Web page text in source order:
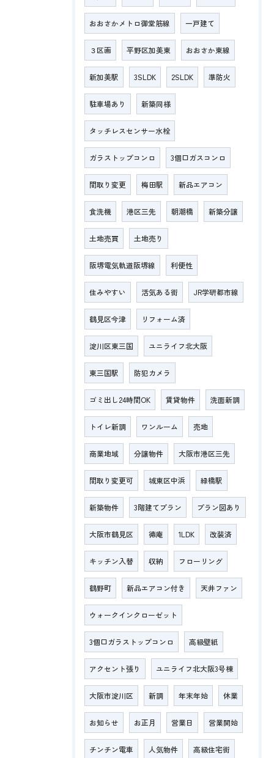
おおさかメトロ御堂筋線 一戸建て
３区画 平野区加美東 おおさか東線
新加美駅 3SLDK 2SLDK 準防火
駐車場あり 新築同様
タッチレスセンサー水栓
ガラストップコンロ 3個口ガスコンロ
間取り変更 梅田駅 新品エアコン
食洗機 港区三先 朝潮橋 新築分譲
土地売買 土地売り
阪堺電気軌道阪堺線 利便性
住みやすい 活気ある街 JR学研都市線
鶴見区今津 リフォーム済
淀川区東三国 ユニライフ北大阪
東三国駅 防犯カメラ
ゴミ出し24時間OK 賃貸物件 洗面新調
トイレ新調 ワンルーム 売地
商業地域 分譲物件 大阪市港区三先
間取り変更可 城東区中浜 緑橋駅
新築物件 3階建てプラン プラン図あり
大阪市鶴見区 徳庵 1LDK 改装済
キッチン入替 収納 フローリング
鶴野町 新品エアコン付き 天井ファン
ウォークインクローゼット
3個口ガラストップコンロ 高級壁紙
アクセント張り ユニライフ北大阪3号棟
大阪市淀川区 新調 年末年始 休業
お知らせ お正月 営業日 営業開始
チンチン電車 人気物件 高級住宅街